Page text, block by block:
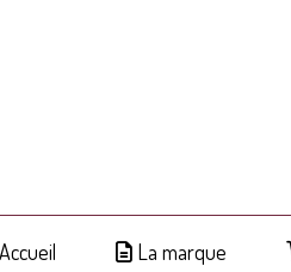
La marque